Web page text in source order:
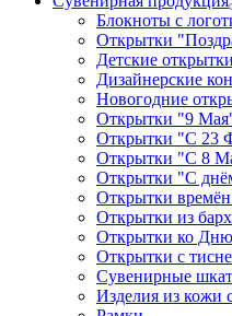
Блокноты с
Открытки
Детские открытки
Дизайнерские
Новогодние
Открытки "9
Открытки "С 23
Открытки "С 8
Открытки "С
Открытки
Открытки из
Открытки ко Дню
Открытки с
Сувенирные
Изделия из кожи